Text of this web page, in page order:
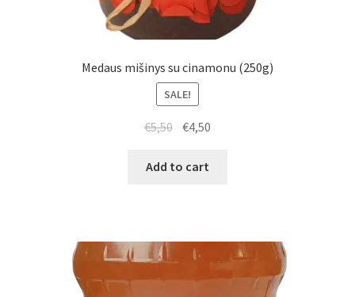
Medaus mišinys su cinamonu (250g)
SALE!
€5,50 €4,50
Add to cart